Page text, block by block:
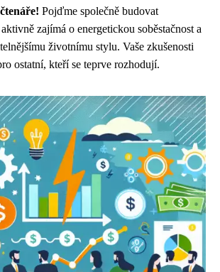
Pojďme společně budovat
zajímá o energetickou soběstačnost a
životnímu stylu. Vaše zkušenosti
ostatní, kteří se teprve rozhodují.